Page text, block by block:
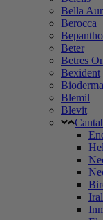
Bella
Berocca
Beter
Betres
Bexident
Bioderma
Blemil
Blevit